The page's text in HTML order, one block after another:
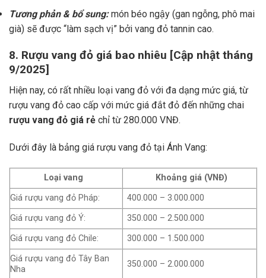
Tương phản & bổ sung:món béo ngậy (gan ngỗng, phô mai
già) sẽ được “làm sạch vị” bởi vang đỏ tannin cao.
8. Rượu vang đỏ giá bao nhiêu [Cập nhật tháng
9/2025]
Hiện nay, có rất nhiều loại vang đỏ với đa dạng mức giá, từ
rượu vang đỏ cao cấp với mức giá đắt đỏ đến những chai
rượu vang đỏ giá rẻ chỉ từ 280.000 VNĐ.
Dưới đây là bảng giá rượu vang đỏ tại Ánh Vang:
Loại vang
Khoảng giá (VNĐ)
Giá rượu vang đỏ Pháp:
400.000 – 3.000.000
Giá rượu vang đỏ Ý:
350.000 – 2.500.000
Giá rượu vang đỏ Chile:
300.000 – 1.500.000
Giá rượu vang đỏ Tây Ban
Nha
350.000 – 2.000.000